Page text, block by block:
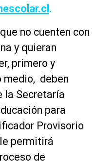
.
no cuenten con
y quieran
primero y
medio, deben
la Secretaría
para
Provisorio
permitirá
de